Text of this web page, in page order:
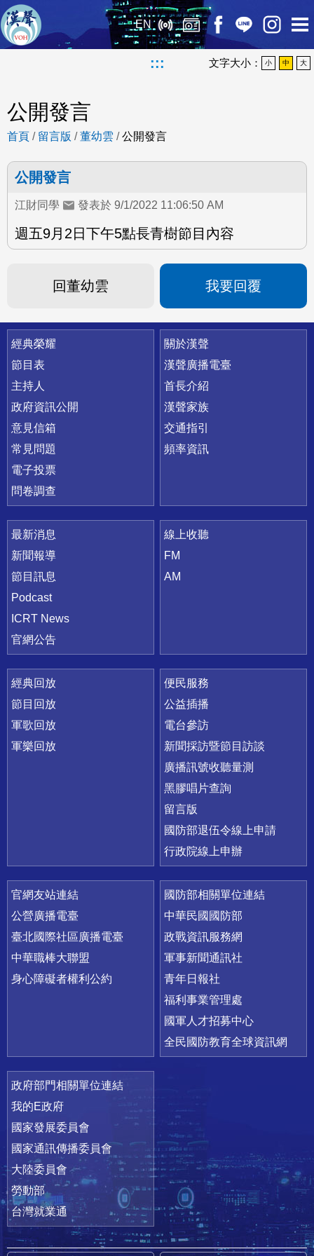
EN
::: 文字大小： 小 中 大
公開發言
首頁 / 留言版 /董幼雲 /公開發言
公開發言
江財同學 發表於 9/1/2022 11:06:50 AM
週五9月2日下午5點長青樹節目內容
回董幼雲 我要回覆
快速連結
經典榮耀
節目表
主持人
政府資訊公開
意見信箱
常見問題
電子投票
問卷調查
關於漢聲
漢聲廣播電臺
首長介紹
漢聲家族
交通指引
頻率資訊
最新消息
新聞報導
節目訊息
Podcast
ICRT News
官網公告
線上收聽
FM
AM
經典回放
節目回放
軍歌回放
軍樂回放
便民服務
公益插播
電台參訪
新聞採訪暨節目訪談
廣播訊號收聽量測
黑膠唱片查詢
留言版
國防部退伍令線上申請
行政院線上申辦
官網友站連結
公營廣播電臺
臺北國際社區廣播電臺
中華職棒大聯盟
身心障礙者權利公約
國防部相關單位連結
中華民國國防部
政戰資訊服務網
軍事新聞通訊社
青年日報社
福利事業管理處
國軍人才招募中心
全民國防教育全球資訊網
政府部門相關單位連結
我的E政府
國家發展委員會
國家通訊傳播委員會
大陸委員會
勞動部
台灣就業通